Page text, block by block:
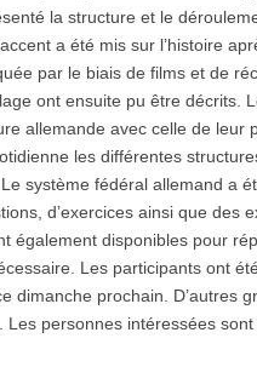
la structure et le
a été mis sur l’histoire
par le biais de films et de
ont ensuite pu être décrits.
allemande avec celle de leur
les différentes
système fédéral allemand a
d’exercices ainsi que des
également disponibles pour
Les participants ont
dimanche prochain. D’autres
personnes intéressées